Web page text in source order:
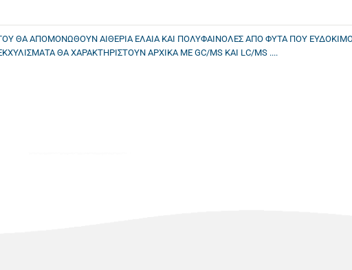
ΘΑ ΑΠΟΜΟΝΩΘΟΥΝ ΑΙΘΕΡΙΑ ΕΛΑΙΑ ΚΑΙ ΠΟΛΥΦΑΙΝΟΛΕΣ ΑΠΟ ΦΥΤΑ ΠΟΥ
ΘΑ ΧΑΡΑΚΤΗΡΙΣΤΟΥΝ ΑΡΧΙΚΑ ΜΕ GC/MS ΚΑΙ LC/MS ....